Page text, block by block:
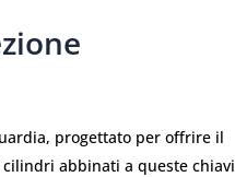
progettato per offrire il
abbinati a queste chiavi